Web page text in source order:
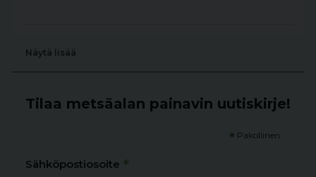
Näytä lisää
Tilaa metsäalan painavin uutiskirje!
* Pakollinen
Sähköpostiosoite *